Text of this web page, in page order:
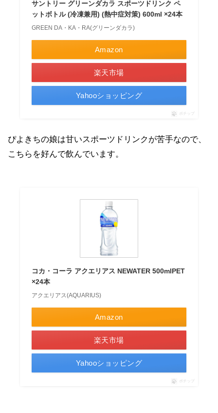
サントリー グリーンダカラ スポーツドリンク ペ
ットボトル (冷凍兼用) (熱中症対策) 600ml ×24本
GREEN DA・KA・RA(グリーンダカラ)
Amazon
楽天市場
Yahooショッピング
ポチップ
ぴよきちの娘は甘いスポーツドリンクが苦手なので、
こちらを好んで飲んでいます。
コカ・コーラ アクエリアス NEWATER 500mlPET
×24本
アクエリアス(AQUARIUS)
Amazon
楽天市場
Yahooショッピング
ポチップ